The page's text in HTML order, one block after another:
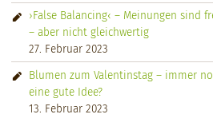
›False Balancing‹ – Meinungen sind
– aber nicht gleichwertig
27. Februar 2023
Blumen zum Valentinstag – immer
eine gute Idee?
13. Februar 2023